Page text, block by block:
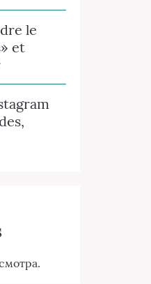
le
et